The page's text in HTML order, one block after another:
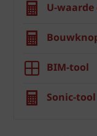
U-
BIM-tool
Sonic-tool